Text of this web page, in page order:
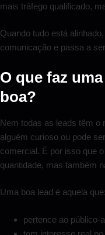
mais tráfego qualificado,
Quando tudo está
comunicação e passa a
O que faz
boa?
Nem todas as leads têm o
alguém curioso ou pode
comercial. É por isso que
quantidade, mas também
Uma boa lead é aquela que:
pertence ao público-